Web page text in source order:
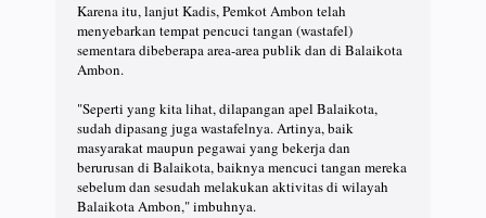
Karena itu, lanjut Kadis, Pemkot Ambon telah
menyebarkan tempat pencuci tangan (wastafel)
sementara dibeberapa area-area publik dan di Balaikota
Ambon.
"Seperti yang kita lihat, dilapangan apel Balaikota,
sudah dipasang juga wastafelnya. Artinya, baik
masyarakat maupun pegawai yang bekerja dan
berurusan di Balaikota, baiknya mencuci tangan mereka
sebelum dan sesudah melakukan aktivitas di wilayah
Balaikota Ambon," imbuhnya.